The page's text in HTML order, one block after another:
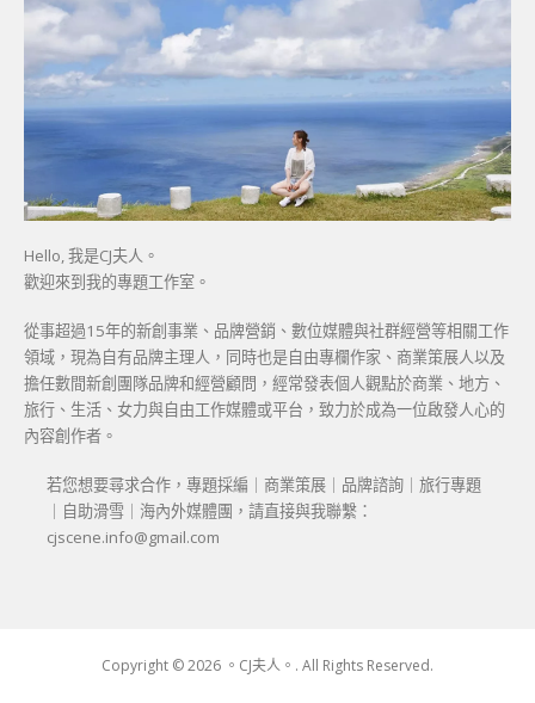
Hello, 我是CJ夫人。
歡迎來到我的專題工作室。
從事超過15年的新創事業、品牌營銷、數位媒體與社群經營等相關工作
領域，現為自有品牌主理人，同時也是自由專欄作家、商業策展人以及
擔任數間新創團隊品牌和經營顧問，經常發表個人觀點於商業、地方、
旅行、生活、女力與自由工作媒體或平台，致力於成為一位啟發人心的
內容創作者。
若您想要尋求合作，專題採編｜商業策展｜品牌諮詢｜旅行專題
｜自助滑雪｜海內外媒體團，請直接與我聯繫：
cjscene.info@gmail.com
Copyright © 2026 。CJ夫人。. All Rights Reserved.